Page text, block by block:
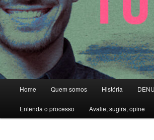
Skip to primary content
Home Quem somos História
Entenda o processo Avalie, sugira, opine